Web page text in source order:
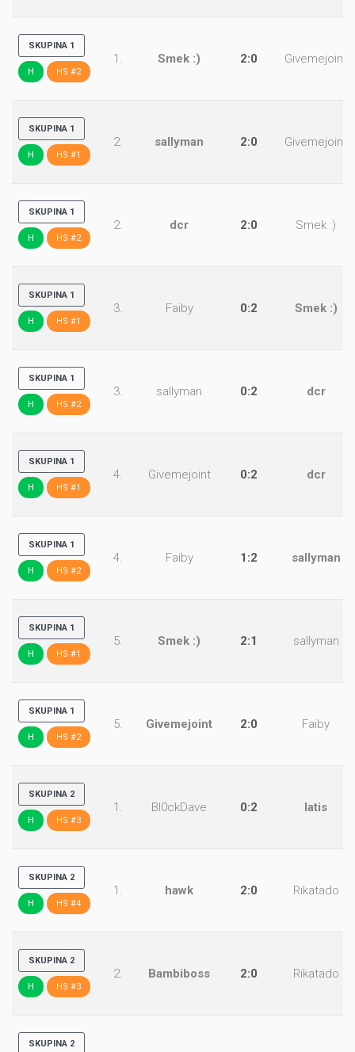
SKUPINA 1
H HS #2
1. Smek :) 2:0 Givemejoint
SKUPINA 1
H HS #1
2. sallyman 2:0 Givemejoint
SKUPINA 1
H HS #2
2. dcr 2:0 Smek :)
SKUPINA 1
H HS #1
3. Faiby 0:2 Smek :)
SKUPINA 1
H HS #2
3. sallyman 0:2 dcr
SKUPINA 1
H HS #1
4. Givemejoint 0:2 dcr
SKUPINA 1
H HS #2
4. Faiby 1:2 sallyman
SKUPINA 1
H HS #1
5. Smek :) 2:1 sallyman
SKUPINA 1
H HS #2
5. Givemejoint 2:0 Faiby
SKUPINA 2
H HS #3
1. Bl0ckDave 0:2 latis
SKUPINA 2
H HS #4
1. hawk 2:0 Rikatado
SKUPINA 2
H HS #3
2. Bambiboss 2:0 Rikatado
SKUPINA 2